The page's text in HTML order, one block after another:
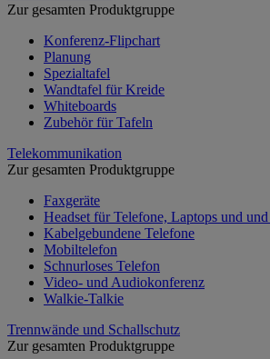
Zur gesamten Produktgruppe
Konferenz-Flipchart
Planung
Spezialtafel
Wandtafel für Kreide
Whiteboards
Zubehör für Tafeln
Telekommunikation
Zur gesamten Produktgruppe
Faxgeräte
Headset für Telefone, Laptops und
Kabelgebundene Telefone
Mobiltelefon
Schnurloses Telefon
Video- und Audiokonferenz
Walkie-Talkie
Trennwände und Schallschutz
Zur gesamten Produktgruppe